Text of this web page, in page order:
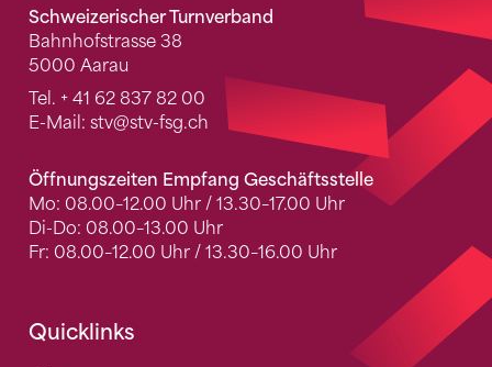
Schweizerischer Turnverband
Bahnhofstrasse 38
5000 Aarau
Tel. + 41 62 837 82 00
E-Mail: stv@stv-fsg.ch
Öffnungszeiten Empfang Geschäftsstelle
Mo: 08.00–12.00 Uhr / 13.30–17.00 Uhr
Di-Do: 08.00–13.00 Uhr
Fr: 08.00–12.00 Uhr / 13.30–16.00 Uhr
Quicklinks